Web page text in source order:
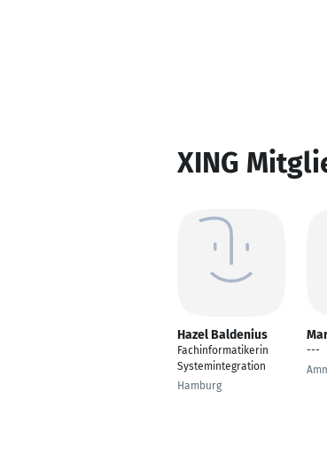
XING
Hazel Baldenius
Fachinformatikerin
Systemintegration
Hamburg
---